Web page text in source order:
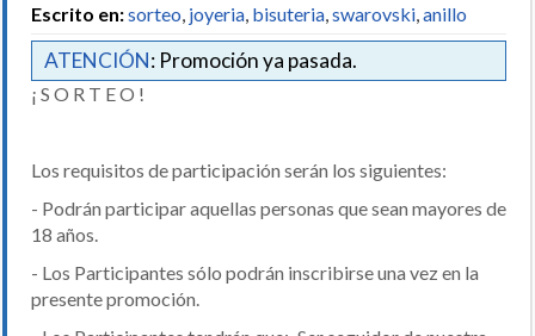
Escrito en:sorteo, joyeria, bisuteria,swarovski,anillo
ATENCIÓN: Promoción ya pasada.
¡ S O R T E O !
Los requisitos de participación serán los siguientes:
- Podrán participar aquellas personas que sean mayores de
18 años.
- Los Participantes sólo podrán inscribirse una vez en la
presente promoción.